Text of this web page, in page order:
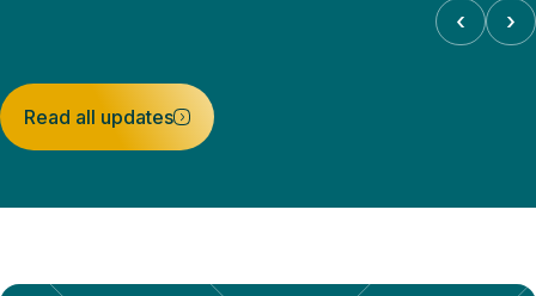
‹ ›
Read all updates